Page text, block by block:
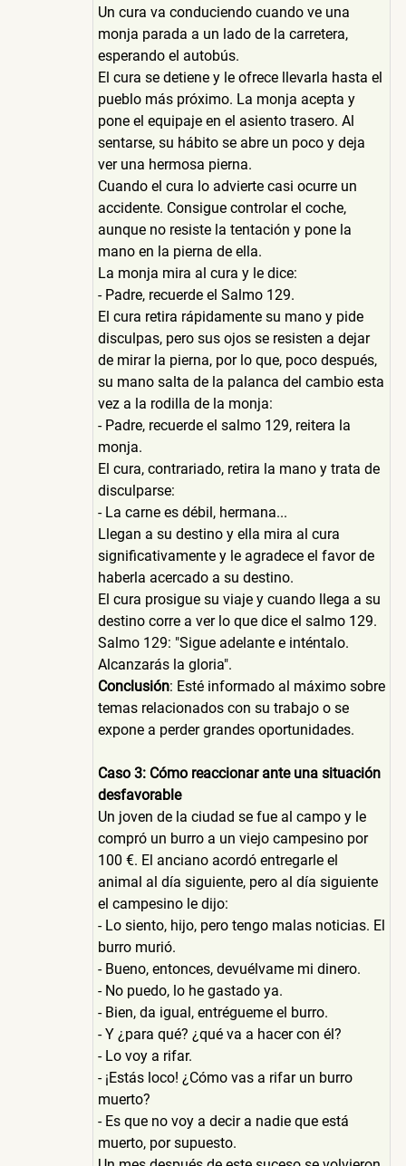
Un cura va conduciendo cuando ve una
monja parada a un lado de la carretera,
esperando el autobús.
El cura se detiene y le ofrece llevarla hasta el
pueblo más próximo. La monja acepta y
pone el equipaje en el asiento trasero. Al
sentarse, su hábito se abre un poco y deja
ver una hermosa pierna.
Cuando el cura lo advierte casi ocurre un
accidente. Consigue controlar el coche,
aunque no resiste la tentación y pone la
mano en la pierna de ella.
La monja mira al cura y le dice:
- Padre, recuerde el Salmo 129.
El cura retira rápidamente su mano y pide
disculpas, pero sus ojos se resisten a dejar
de mirar la pierna, por lo que, poco después,
su mano salta de la palanca del cambio esta
vez a la rodilla de la monja:
- Padre, recuerde el salmo 129, reitera la
monja.
El cura, contrariado, retira la mano y trata de
disculparse:
- La carne es débil, hermana...
Llegan a su destino y ella mira al cura
significativamente y le agradece el favor de
haberla acercado a su destino.
El cura prosigue su viaje y cuando llega a su
destino corre a ver lo que dice el salmo 129.
Salmo 129: "Sigue adelante e inténtalo.
Alcanzarás la gloria".
Conclusión: Esté informado al máximo sobre
temas relacionados con su trabajo o se
expone a perder grandes oportunidades.
Caso 3: Cómo reaccionar ante una situación
desfavorable
Un joven de la ciudad se fue al campo y le
compró un burro a un viejo campesino por
100 €. El anciano acordó entregarle el
animal al día siguiente, pero al día siguiente
el campesino le dijo:
- Lo siento, hijo, pero tengo malas noticias. El
burro murió.
- Bueno, entonces, devuélvame mi dinero.
- No puedo, lo he gastado ya.
- Bien, da igual, entrégueme el burro.
- Y ¿para qué? ¿qué va a hacer con él?
- Lo voy a rifar.
- ¡Estás loco! ¿Cómo vas a rifar un burro
muerto?
- Es que no voy a decir a nadie que está
muerto, por supuesto.